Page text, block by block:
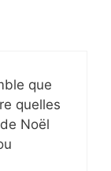
que
quelles
Noël